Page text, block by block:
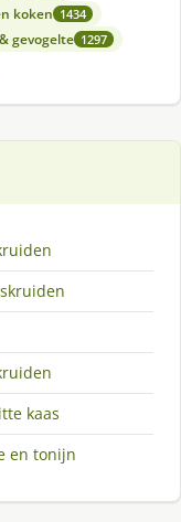
koken 1434
gevogelte 1297
kaas
en tonijn